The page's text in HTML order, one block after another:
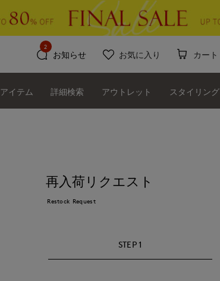
お知らせ
2
お気に入り カート
アイテム 詳細検索 アウトレット スタイリング
再入荷リクエスト
Restock Request
STEP 1